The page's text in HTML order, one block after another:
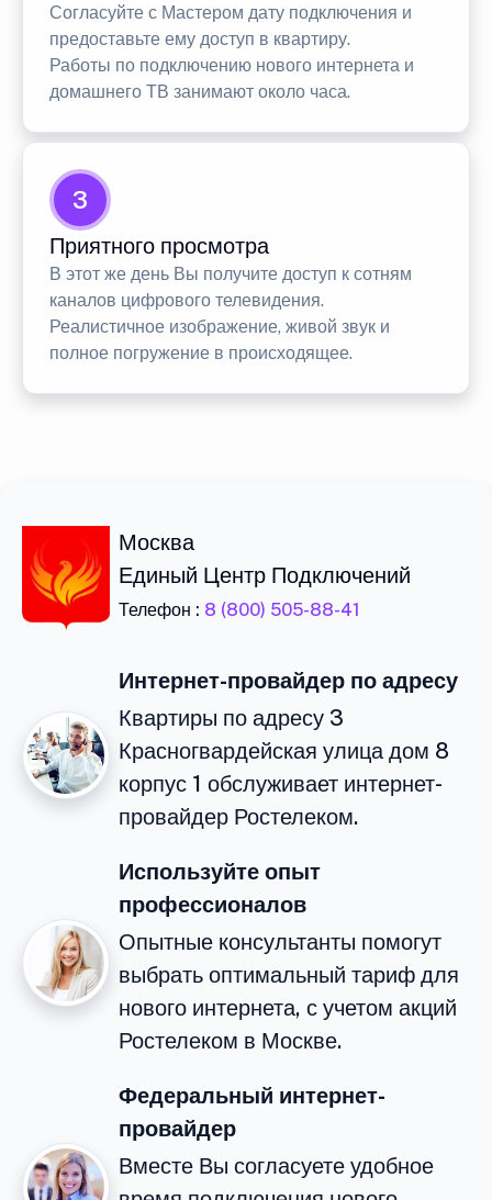
Согласуйте с Мастером дату подключения и
предоставьте ему доступ в квартиру.
Работы по подключению нового интернета и
домашнего ТВ занимают около часа.
3
Приятного просмотра
В этот же день Вы получите доступ к сотням
каналов цифрового телевидения.
Реалистичное изображение, живой звук и
полное погружение в происходящее.
Москва
Единый Центр Подключений
Телефон : 8 (800) 505-88-41
Интернет-провайдер по адресу
Квартиры по адресу 3
Красногвардейская улица дом 8
корпус 1 обслуживает интернет-
провайдер Ростелеком.
Используйте опыт
профессионалов
Опытные консультанты помогут
выбрать оптимальный тариф для
нового интернета, с учетом акций
Ростелеком в Москве.
Федеральный интернет-
провайдер
Вместе Вы согласуете удобное